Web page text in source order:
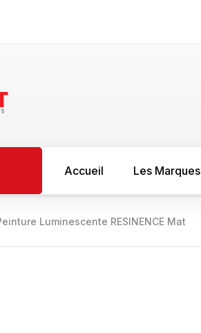
BOIS
Accueil Les Marques
Luminescente RESINENCE Mat